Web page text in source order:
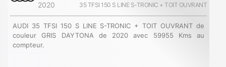
2020
35 TFSI 150 S LINE S-TRONIC + TOIT OUVRANT
AUDI 35 TFSI 150 S LINE S-TRONIC + TOIT OUVRANT de
couleur GRIS DAYTONA de 2020 avec 59955 Kms au
compteur.